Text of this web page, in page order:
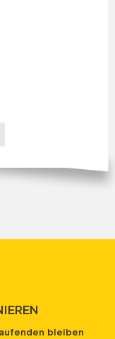
bleiben